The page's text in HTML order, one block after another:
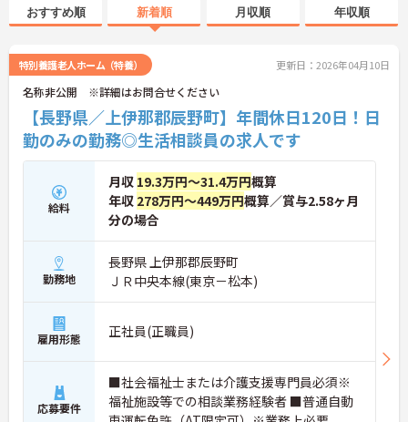
おすすめ順 新着順 月収順 年収順
特別養護老人ホーム（特養） 更新日：2026年04月10日
名称非公開 ※詳細はお問合せください
【長野県／上伊那郡辰野町】年間休日120日！日
勤のみの勤務◎生活相談員の求人です
給料
月収 19.3万円～31.4万円概算
年収 278万円～449万円概算／賞与2.58ヶ月
分の場合
勤務地
長野県 上伊那郡辰野町
ＪＲ中央本線(東京－松本)
雇用形態 正社員(正職員)
応募要件
■社会福祉士または介護支援専門員必須※
福祉施設等での相談業務経験者 ■普通自動